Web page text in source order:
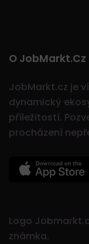
O JobMarkt.cz
JobMarkt.cz je
dynamický
příležitostí.
procházení
Logo
známka.